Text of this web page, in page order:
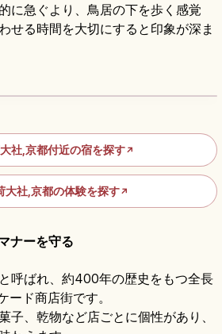
に急ぐより、鳥居の下を歩く感覚
せる時間を大切にすると印象が深ま
ろ｜千本鳥居と稲荷山
社,京都付近の宿を探す↗
大社,京都の体験を探す↗
ナーを守る
呼ばれ、約400年の歴史をもつ全長
ド商店街です。
子、乾物など店ごとに個性があり、